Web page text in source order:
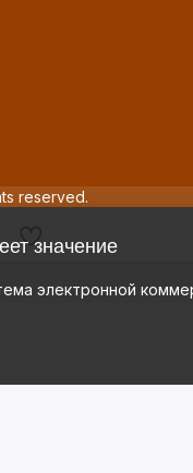
reserved.
значение
электронной